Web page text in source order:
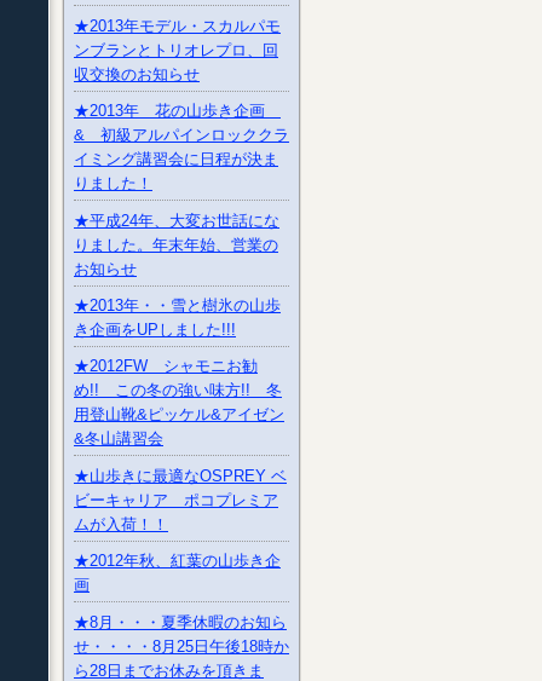
★2013年モデル・スカルパモ
ンブランとトリオレプロ、回
収交換のお知らせ
★2013年 花の山歩き企画
& 初級アルパインロッククラ
イミング講習会に日程が決ま
りました！
★平成24年、大変お世話にな
りました。年末年始、営業の
お知らせ
★2013年・・雪と樹氷の山歩
き企画をUPしました!!!
★2012FW シャモニお勧
め!! この冬の強い味方!! 冬
用登山靴&ピッケル&アイゼン
&冬山講習会
★山歩きに最適なOSPREY ベ
ビーキャリア ポコプレミア
ムが入荷！！
★2012年秋、紅葉の山歩き企
画
★8月・・・夏季休暇のお知ら
せ・・・・8月25日午後18時か
ら28日までお休みを頂きま